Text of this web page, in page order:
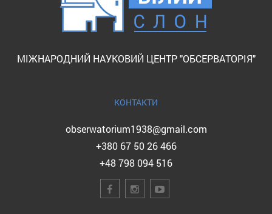
МІЖНАРОДНИЙ НАУКОВИЙ ЦЕНТР "ОБСЕРВАТОРІЯ"
КОНТАКТИ
obserwatorium1938@gmail.com
+380 67 50 26 466
+48 798 094 516